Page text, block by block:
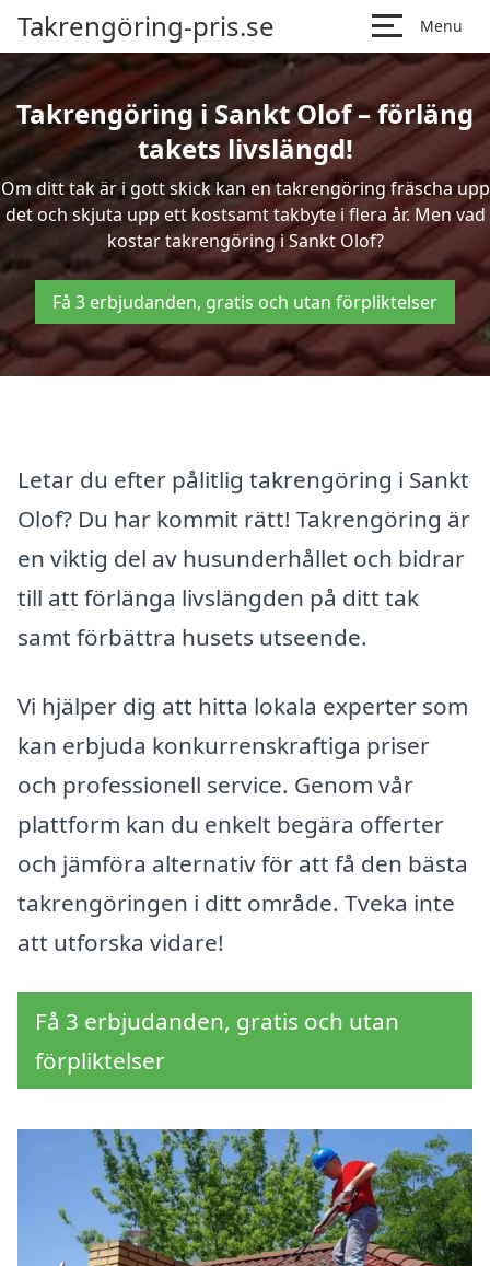
Takrengöring-pris.se Menu
Takrengöring i Sankt Olof – förläng
takets livslängd!
Om ditt tak är i gott skick kan en takrengöring fräscha upp
det och skjuta upp ett kostsamt takbyte i flera år. Men vad
kostar takrengöring i Sankt Olof?
Få 3 erbjudanden, gratis och utan förpliktelser
Letar du efter pålitlig takrengöring i Sankt
Olof? Du har kommit rätt! Takrengöring är
en viktig del av husunderhållet och bidrar
till att förlänga livslängden på ditt tak
samt förbättra husets utseende.
Vi hjälper dig att hitta lokala experter som
kan erbjuda konkurrenskraftiga priser
och professionell service. Genom vår
plattform kan du enkelt begära offerter
och jämföra alternativ för att få den bästa
takrengöringen i ditt område. Tveka inte
att utforska vidare!
Få 3 erbjudanden, gratis och utan
förpliktelser